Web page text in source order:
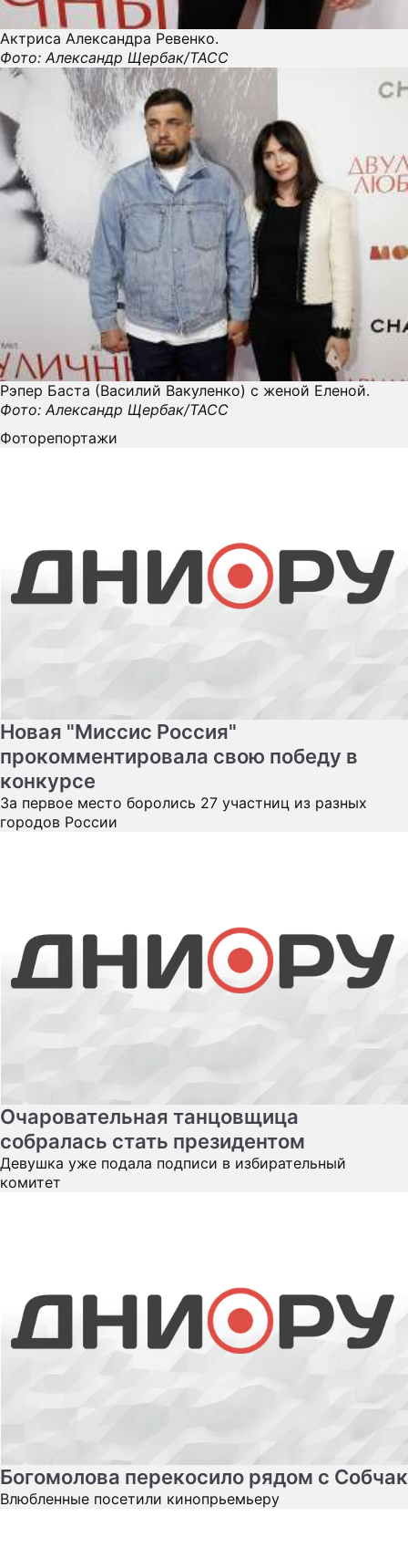
Актриса Александра Ревенко.
Фото: Александр Щербак/ТАСС
Рэпер Баста (Василий Вакуленко) с женой Еленой.
Фото: Александр Щербак/ТАСС
Фоторепортажи
Новая "Миссис Россия"
прокомментировала свою победу в
конкурсе
За первое место боролись 27 участниц из разных
городов России
Очаровательная танцовщица
собралась стать президентом
Девушка уже подала подписи в избирательный
комитет
Богомолова перекосило рядом с Собчак
Влюбленные посетили кинопрьемьеру